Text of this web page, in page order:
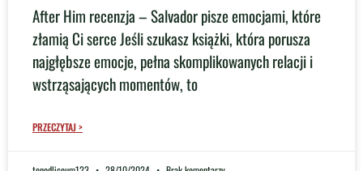
After Him recenzja – Salvador pisze emocjami, które
złamią Ci serce Jeśli szukasz książki, która porusza
najgłębsze emocje, pełna skomplikowanych relacji i
wstrząsających momentów, to
PRZECZYTAJ >